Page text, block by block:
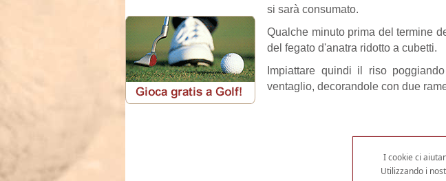
si sarà consumato.
Qualche minuto prima del termine
del fegato d'anatra ridotto a cubetti.
Impiattare quindi il riso
ventaglio, decorandole con due
I cookie ci
Utilizzando i